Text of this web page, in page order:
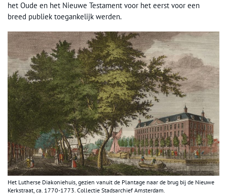
het Oude en het Nieuwe Testament voor het eerst voor een
breed publiek toegankelijk werden.
Het Lutherse Diakoniehuis, gezien vanuit de Plantage naar de brug bij de Nieuwe
Kerkstraat, ca. 1770-1773. Collectie Stadsarchief Amsterdam.